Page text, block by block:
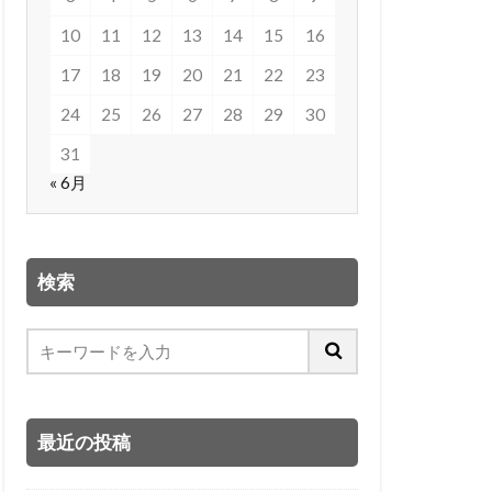
10
11 12 13 14 15
16
17
18 19 20 21 22
23
24
25 26 27 28 29
30
31
« 6月
検索
最近の投稿